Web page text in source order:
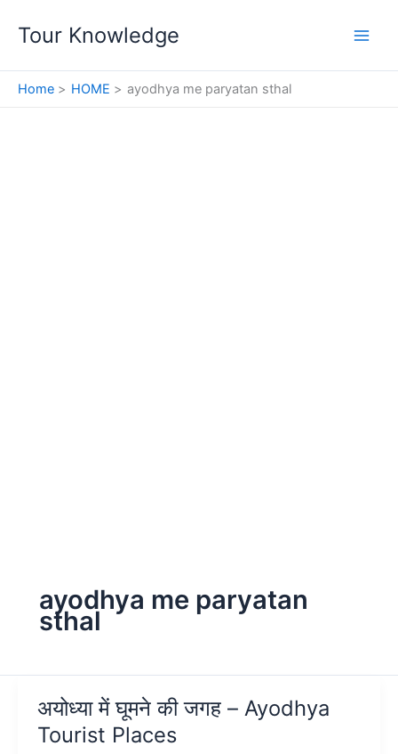
Tour Knowledge
Home HOME ayodhya me paryatan sthal
ayodhya me paryatan
sthal
अयोध्या में घूमने की जगह – Ayodhya
Tourist Places